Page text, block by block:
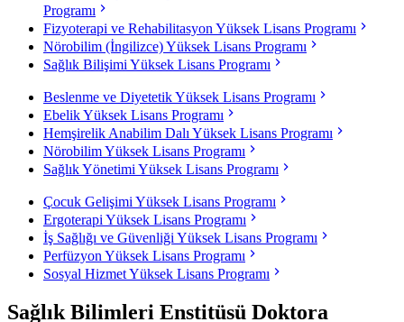
Programı
Fizyoterapi ve Rehabilitasyon Yüksek Lisans Programı
Nörobilim (İngilizce) Yüksek Lisans Programı
Sağlık Bilişimi Yüksek Lisans Programı
Beslenme ve Diyetetik Yüksek Lisans Programı
Ebelik Yüksek Lisans Programı
Hemşirelik Anabilim Dalı Yüksek Lisans Programı
Nörobilim Yüksek Lisans Programı
Sağlık Yönetimi Yüksek Lisans Programı
Çocuk Gelişimi Yüksek Lisans Programı
Ergoterapi Yüksek Lisans Programı
İş Sağlığı ve Güvenliği Yüksek Lisans Programı
Perfüzyon Yüksek Lisans Programı
Sosyal Hizmet Yüksek Lisans Programı
Sağlık Bilimleri Enstitüsü Doktora